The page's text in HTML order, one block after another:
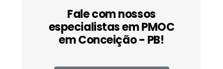
Fale com nossos
especialistas em PMOC
em Conceição - PB!